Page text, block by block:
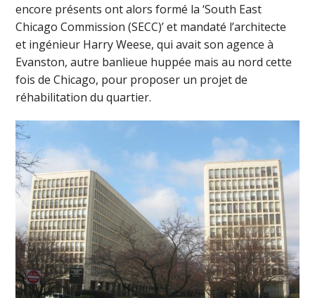
encore présents ont alors formé la ‘South East
Chicago Commission (SECC)’ et mandaté l’architecte
et ingénieur Harry Weese, qui avait son agence à
Evanston, autre banlieue huppée mais au nord cette
fois de Chicago, pour proposer un projet de
réhabilitation du quartier.